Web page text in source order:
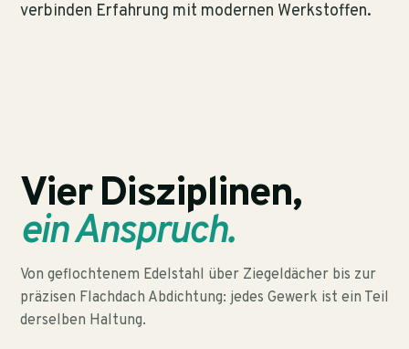
verbinden Erfahrung mit modernen Werkstoffen.
Vier Disziplinen,
ein Anspruch.
Von geflochtenem Edelstahl über Ziegeldächer bis zur
präzisen Flachdach Abdichtung: jedes Gewerk ist ein Teil
derselben Haltung.